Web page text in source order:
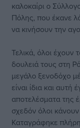
καλοκαίρι ο
Πόλης, που έκανε
να κινήσουν την
Τελικά, όλοι έχουν
δουλειά τους στη
μεγάλο ξενοδόχο
είναι ίδια και αυτή
αποτελέσματα της
σχεδόν όλοι
Καταγράφηκε